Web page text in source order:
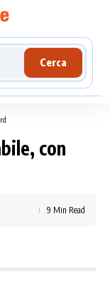
Cerca
con
9 Min Read